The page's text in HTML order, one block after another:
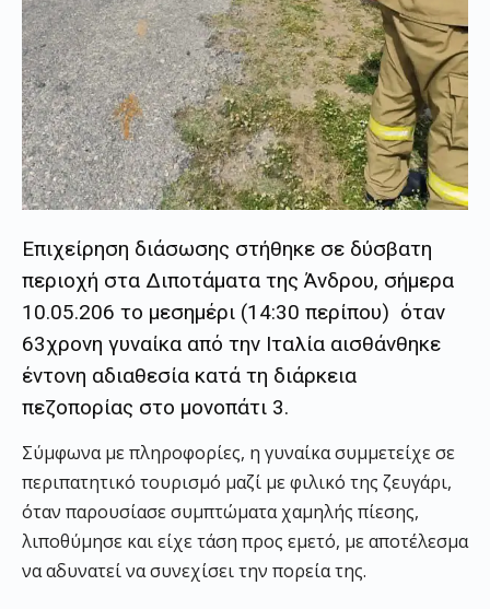
Επιχείρηση διάσωσης στήθηκε σε δύσβατη
περιοχή στα Διποτάματα της Άνδρου, σήμερα
10.05.206 το μεσημέρι (14:30 περίπου) όταν
63χρονη γυναίκα από την Ιταλία αισθάνθηκε
έντονη αδιαθεσία κατά τη διάρκεια
πεζοπορίας στο μονοπάτι 3.
Σύμφωνα με πληροφορίες, η γυναίκα συμμετείχε σε
περιπατητικό τουρισμό μαζί με φιλικό της ζευγάρι,
όταν παρουσίασε συμπτώματα χαμηλής πίεσης,
λιποθύμησε και είχε τάση προς εμετό, με αποτέλεσμα
να αδυνατεί να συνεχίσει την πορεία της.